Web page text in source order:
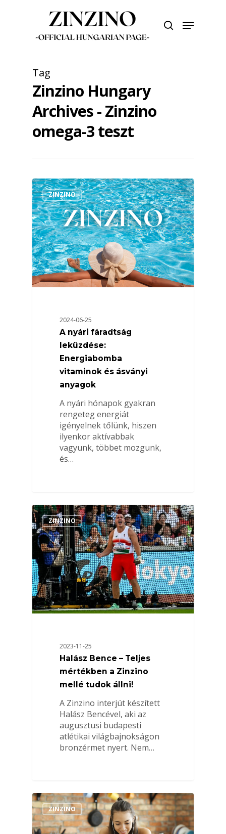
search
Menu
Tag
Zinzino Hungary
Archives - Zinzino
omega-3 teszt
ZINZINO
2024-06-25
A nyári fáradtság
leküzdése:
Energiabomba
vitaminok és ásványi
anyagok
A nyári hónapok gyakran
rengeteg energiát
igényelnek tőlünk, hiszen
ilyenkor aktívabbak
vagyunk, többet mozgunk,
és…
ZINZINO
2023-11-25
Halász Bence – Teljes
mértékben a Zinzino
mellé tudok állni!
A Zinzino interjút készített
Halász Bencével, aki az
augusztusi budapesti
atlétikai világbajnokságon
bronzérmet nyert. Nem…
ZINZINO